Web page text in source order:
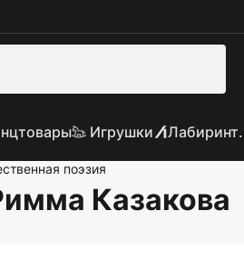
Игрушки
поэзия
Казакова